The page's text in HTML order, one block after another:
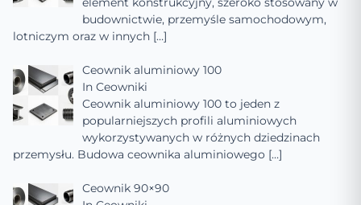
budownictwie, przemyśle samochodowym,
lotniczym oraz w innych […]
Ceownik aluminiowy 100
In Ceowniki
Ceownik aluminiowy 100 to jeden z
popularniejszych profili aluminiowych
wykorzystywanych w różnych dziedzinach
przemysłu. Budowa ceownika aluminiowego […]
Ceownik 90×90